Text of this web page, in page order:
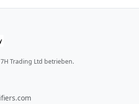
Trading Ltd betrieben.